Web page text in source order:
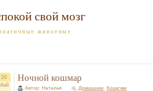
свой мозг
животные
20
Ночной кошмар
Автор: Наталья Домашние Кошечки